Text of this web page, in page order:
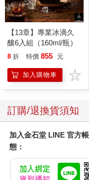
【13章】專業冰滴久
釀6入組（160ml/瓶）
8 折 特價 855 元
加入購物車
訂購/退換貨須知
加入金石堂 LINE 官方
態：